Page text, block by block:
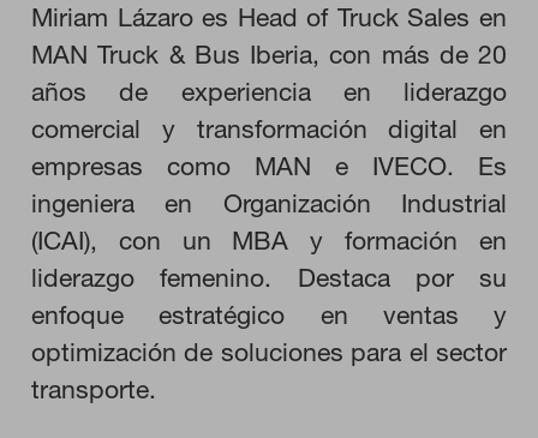
Miriam Lázaro es Head of Truck Sales en
MAN Truck & Bus Iberia, con más de 20
años de experiencia en liderazgo
comercial y transformación digital en
empresas como MAN e IVECO. Es
ingeniera en Organización Industrial
(ICAI), con un MBA y formación en
liderazgo femenino. Destaca por su
enfoque estratégico en ventas y
optimización de soluciones para el sector
transporte.
RECHAZAR TODO
HABILITAR TODO
Cookies necesarias
Estas cookies son necesarias para que el sitio web funcione y
no se pueden desactivar en nuestros sistemas. Puede
configurar su navegador para bloquear o alertar sobre estas
cookies, pero alguna áreas del sitio no funcionarán. Estas
cookies no almacenan ninguna información de identificación
Cookies de rendimiento